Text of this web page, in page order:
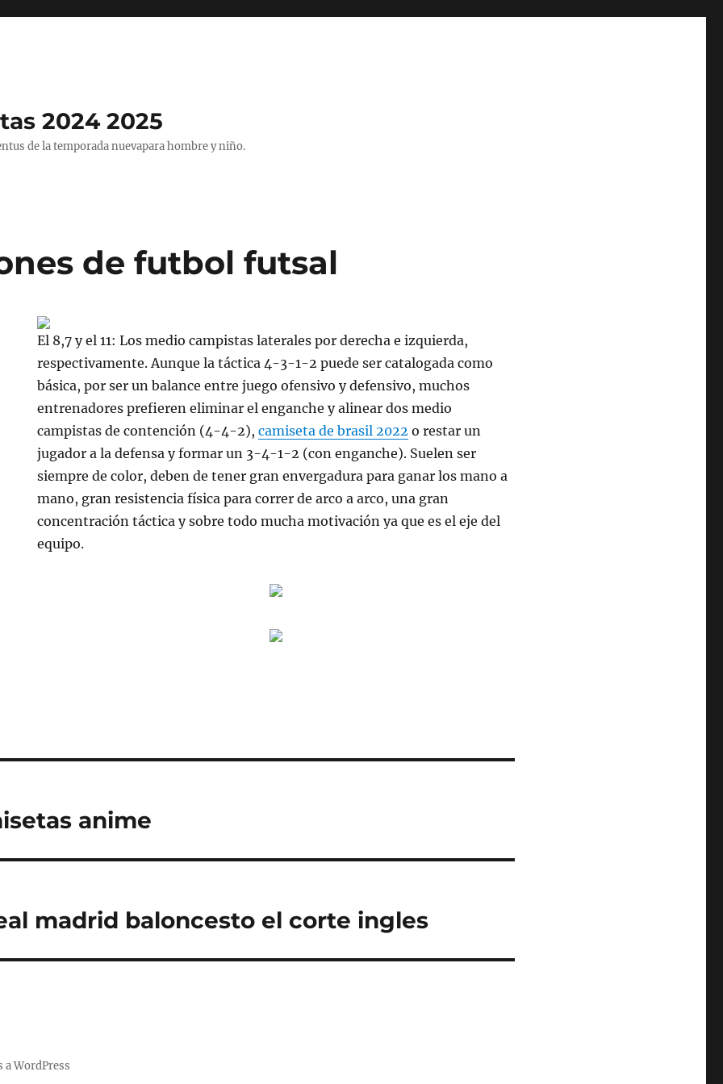
2024 2025
de la temporada nuevapara hombre y niño.
de futbol futsal
El 8,7 y el 11: Los medio campistas laterales por derecha e izquierda,
respectivamente. Aunque la táctica 4-3-1-2 puede ser catalogada como
básica, por ser un balance entre juego ofensivo y defensivo, muchos
entrenadores prefieren eliminar el enganche y alinear dos medio
campistas de contención (4-4-2),camiseta de brasil 2022 o restar un
jugador a la defensa y formar un 3-4-1-2 (con enganche). Suelen ser
siempre de color, deben de tener gran envergadura para ganar los mano a
mano, gran resistencia física para correr de arco a arco, una gran
concentración táctica y sobre todo mucha motivación ya que es el eje del
equipo.
anime
madrid baloncesto el corte ingles
a WordPress